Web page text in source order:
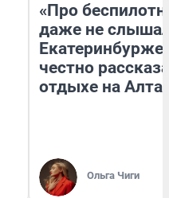
«Про
даже не
честно
отдыхе на
Ольга Чиги